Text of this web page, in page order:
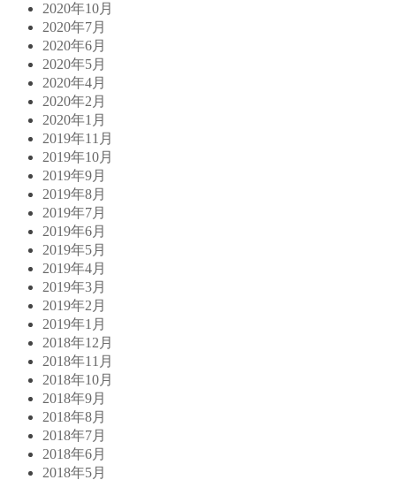
2020年10月
2020年7月
2020年6月
2020年5月
2020年4月
2020年2月
2020年1月
2019年11月
2019年10月
2019年9月
2019年8月
2019年7月
2019年6月
2019年5月
2019年4月
2019年3月
2019年2月
2019年1月
2018年12月
2018年11月
2018年10月
2018年9月
2018年8月
2018年7月
2018年6月
2018年5月